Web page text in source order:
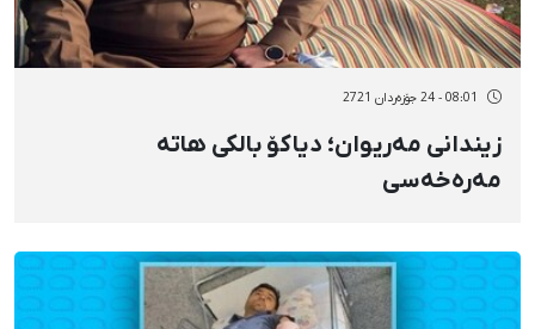
08:01 - 24 جۆزەردان 2721
زیندانی مەریوان؛ دیاکۆ بالکی هاتە
مەرەخەسی